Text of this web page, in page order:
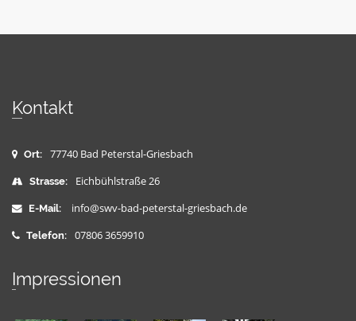
Kontakt
Ort: 77740 Bad Peterstal-Griesbach
Strasse: Eichbühlstraße 26
E-Mail: info@swv-bad-peterstal-griesbach.de
Telefon: 07806 3659910
Impressionen